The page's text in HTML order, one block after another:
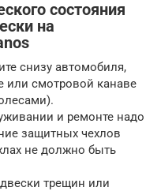
состояния
на
снизу автомобиля,
или смотровой канаве
и ремонте надо
защитных чехлов
не должно быть
трещин или